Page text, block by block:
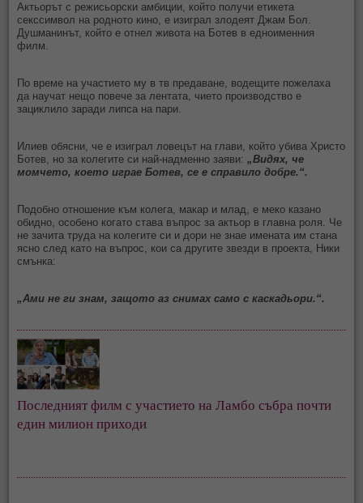
Актьорът с режисьорски амбиции, който получи етикета
секссимвол на родното кино, е изиграл злодеят Джам Бол.
Душманинът, който е отнел живота на Ботев в едноименния
филм.
По време на участието му в тв предаване, водещите пожелаха
да научат нещо повече за лентата, чието производство е
зациклило заради липса на пари.
Илиев обясни, че е изиграл ловецът на глави, който убива Христо
Ботев, но за колегите си най-надменно заяви: „Видях, че
момчето, което играе Ботев, се е справило добре.“.
Подобно отношение към колега, макар и млад, е меко казано
обидно, особено когато става въпрос за актьор в главна роля. Че
не зачита труда на колегите си и дори не знае имената им стана
ясно след като на въпрос, кои са другите звезди в проекта, Ники
смънка:
„Ами не ги знам, защото аз снимах само с каскадьори.“.
Последният филм с участието на Ламбо събра почти
един милион приходи